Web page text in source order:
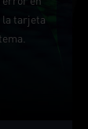
la tarjeta